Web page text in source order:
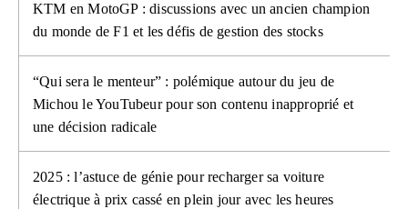
KTM en MotoGP : discussions avec un ancien champion
du monde de F1 et les défis de gestion des stocks
“Qui sera le menteur” : polémique autour du jeu de
Michou le YouTubeur pour son contenu inapproprié et
une décision radicale
2025 : l’astuce de génie pour recharger sa voiture
électrique à prix cassé en plein jour avec les heures